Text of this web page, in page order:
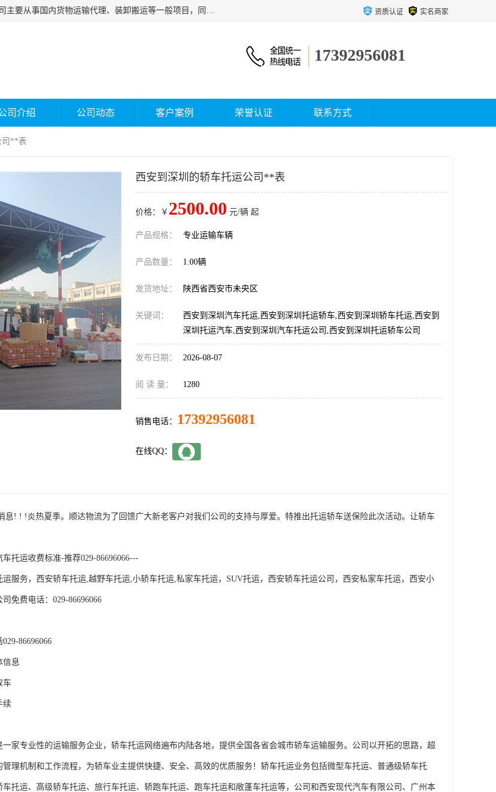
西安福鸿祥物流有限公司成立于2021年，位于陕西省西安市灞桥区，公司主要从事国内货物运输代理、装卸搬运等一般项目，同时具备道路货物运输（不含危险货物）的许可资质。凭借专业的物流服务和*的运输能力，公司致力于为客户提供安全、可靠的物流解决方案，满足多样化的运输需求，助力企业*运营。 资质认证 实名商家
17392956081
司介绍 公司动态 客户案例 荣誉认证 联系方式
司**表
西安到深圳的轿车托运公司**表
价格：￥ 2500.00 元/辆 起
产品规格： 专业运输车辆
产品数量： 1.00辆
发货地址： 陕西省西安市未央区
关键词：
西安到深圳汽车托运,西安到深圳托运轿车,西安到深圳轿车托运,西安到
深圳托运汽车,西安到深圳汽车托运公司,西安到深圳托运轿车公司
发布日期： 2026-08-07
阅 读 量： 1280
销售电话： 17392956081
在线QQ：
! ! !炎热夏季。顺达物流为了回馈广大新老客户对我们公司的支持与厚爱。特推出托运轿车送保险此次活动。让轿车
托运收费标准-推荐029-86696066---
服务，西安轿车托运,越野车托运,小轿车托运,私家车托运，SUV托运，西安轿车托运公司，西安私家车托运，西安小
免费电话：029-86696066
86696066
信息
车
续
家专业性的运输服务企业，轿车托运网络遍布内陆各地，提供全国各省会城市轿车运输服务。公司以开拓的思路，超
理机制和工作流程，为轿车业主提供快捷、安全、高效的优质服务！轿车托运业务包括微型车托运、普通级轿车托
托运、高级轿车托运、旅行车托运、轿跑车托运、跑车托运和敞蓬车托运等，公司和西安现代汽车有限公司、广州本